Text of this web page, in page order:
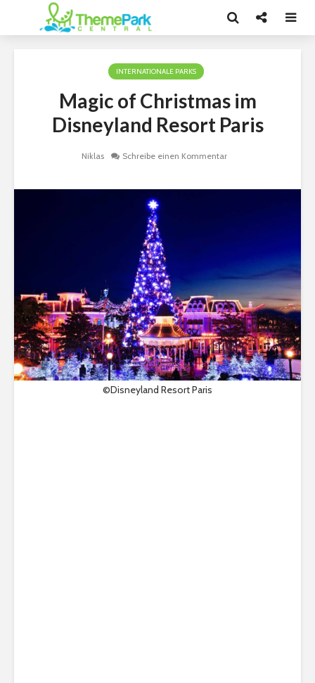
INTERNATIONALE PARKS
Magic of Christmas im
Disneyland Resort Paris
Niklas Schreibe einen Kommentar
©Disneyland Resort Paris